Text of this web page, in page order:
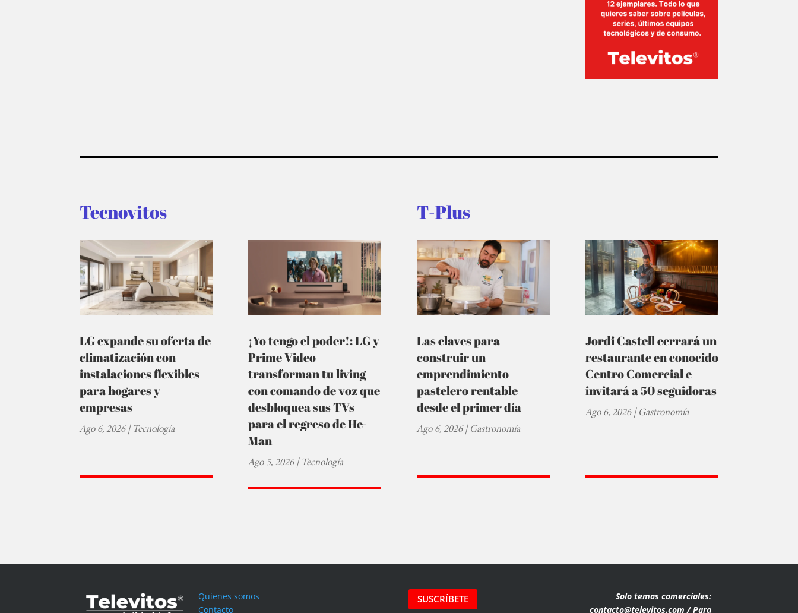
Tecnovitos
LG expande su oferta de
climatización con
instalaciones flexibles
para hogares y
empresas
Ago 6, 2026|Tecnología
¡Yo tengo el poder!: LG y
Prime Video
transforman tu living
con comando de voz que
desbloquea sus TVs
para el regreso de He-
Man
Ago 5, 2026|Tecnología
T-Plus
Las claves para
construir un
emprendimiento
pastelero rentable
desde el primer día
Ago 6, 2026|Gastronomía
Jordi Castell cerrará un
restaurante en conocido
Centro Comercial e
invitará a 50 seguidoras
Ago 6, 2026|Gastronomía
Quienes somos
Contacto
SUSCRÍBETE
Solo temas comerciales:
contacto@televitos.com / Para